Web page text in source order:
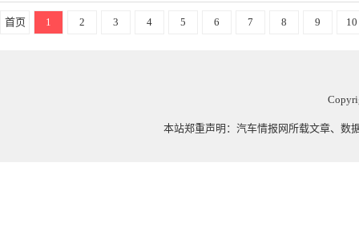
首页 1 2 3 4 5 6 7 8 9 10
本站郑重声明： 汽车情报网所载文章、数